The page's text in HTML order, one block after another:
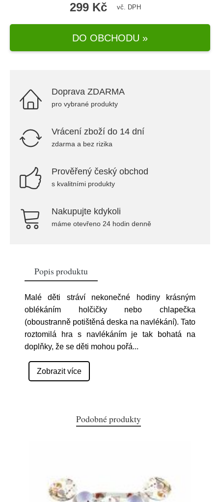
299 Kč vč. DPH
DO OBCHODU »
Doprava ZDARMA
pro vybrané produkty
Vrácení zboží do 14 dní
zdarma a bez rizika
Prověřený český obchod
s kvalitními produkty
Nakupujte kdykoli
máme otevřeno 24 hodin denně
Popis produktu
Malé děti stráví nekonečné hodiny krásným
oblékáním holčičky nebo chlapečka
(oboustranně potištěná deska na navlékání). Tato
roztomilá hra s navlékáním je tak bohatá na
doplňky, že se děti mohou pořá...
Zobrazit více
Podobné produkty